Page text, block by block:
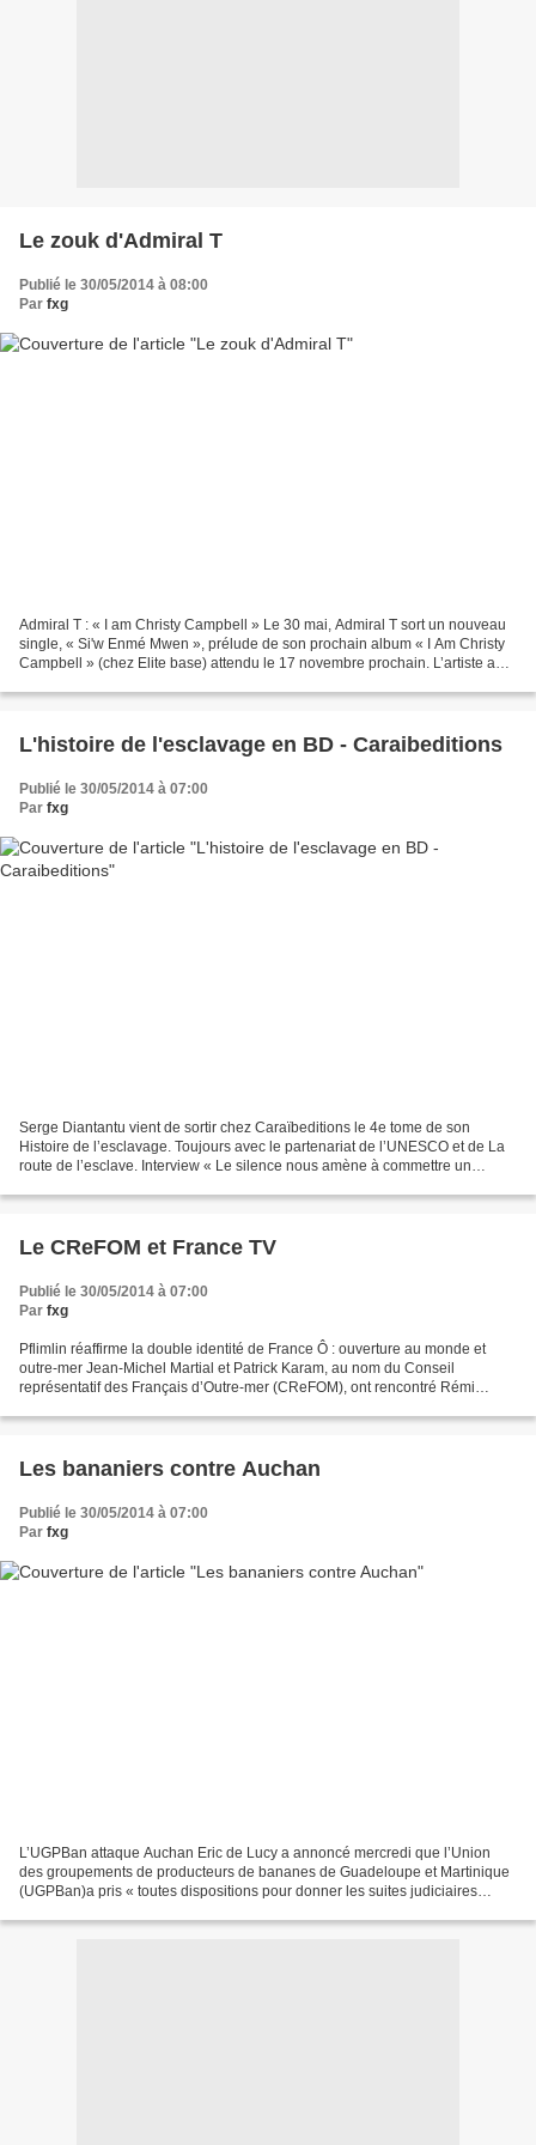
Le zouk d'Admiral T
Publié le 30/05/2014 à 08:00
Par fxg
Admiral T : « I am Christy Campbell » Le 30 mai, Admiral T sort un nouveau
single, « Si'w Enmé Mwen », prélude de son prochain album « I Am Christy
Campbell » (chez Elite base) attendu le 17 novembre prochain. L’artiste a
L'histoire de l'esclavage en BD - Caraibeditions
Publié le 30/05/2014 à 07:00
Par fxg
Serge Diantantu vient de sortir chez Caraïbeditions le 4e tome de son
Histoire de l’esclavage. Toujours avec le partenariat de l’UNESCO et de La
route de l’esclave. Interview « Le silence nous amène à commettre un
Le CReFOM et France TV
Publié le 30/05/2014 à 07:00
Par fxg
Pflimlin réaffirme la double identité de France Ô : ouverture au monde et
outre-mer Jean-Michel Martial et Patrick Karam, au nom du Conseil
représentatif des Français d’Outre-mer (CReFOM), ont rencontré Rémi
Les bananiers contre Auchan
Publié le 30/05/2014 à 07:00
Par fxg
L’UGPBan attaque Auchan Eric de Lucy a annoncé mercredi que l’Union
des groupements de producteurs de bananes de Guadeloupe et Martinique
(UGPBan)a pris « toutes dispositions pour donner les suites judiciaires